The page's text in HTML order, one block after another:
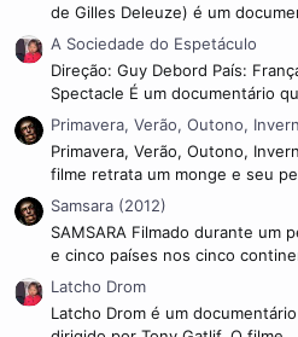
de Gilles Deleuze) é um
A Sociedade do Espetáculo
Direção: Guy Debord País:
Spectacle É um documentário
Primavera, Verão, Outono,
Primavera, Verão, Outono,
filme retrata um monge e seu
Samsara (2012)
SAMSARA Filmado durante um
e cinco países nos cinco
Latcho Drom
Latcho Drom é um